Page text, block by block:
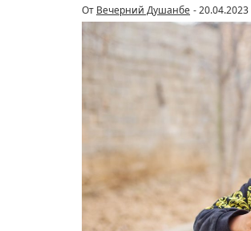
От Вечерний Душанбе -20.04.2023